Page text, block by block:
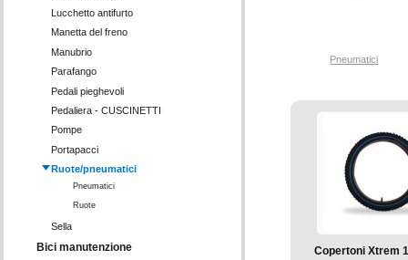
Lucchetto antifurto
Manetta del freno
Manubrio
Parafango
Pedali pieghevoli
Pedaliera - CUSCINETTI
Pompe
Portapacci
Ruote/pneumatici
Pneumatici
Ruote
Sella
Bici manutenzione
Pneumatici
Copertoni Xtrem